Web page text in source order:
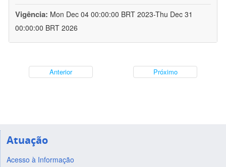
Vigência: Mon Dec 04 00:00:00 BRT 2023-Thu Dec 31
00:00:00 BRT 2026
Anterior Próximo
Atuação
Acesso à Informação